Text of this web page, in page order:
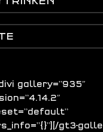
gallery=”935″
gt3-